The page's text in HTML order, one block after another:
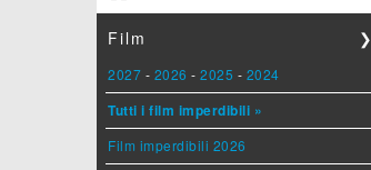
Film ❯
2027 - 2026 - 2025 - 2024
Tutti i film imperdibili »
Film imperdibili 2026